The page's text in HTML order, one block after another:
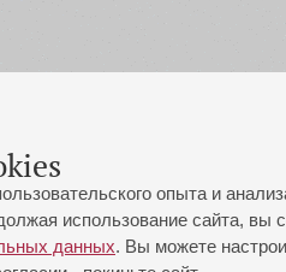
опыта и
использование сайта, вы
данных. Вы можете